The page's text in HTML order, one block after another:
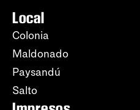
Local
Colonia
Maldonado
Paysandú
Salto